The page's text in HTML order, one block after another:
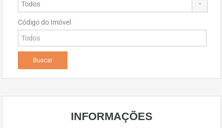
Código do Imóvel
INFORMAÇÕES